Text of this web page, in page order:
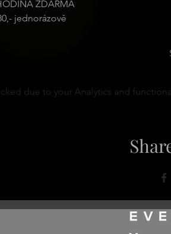
ZDARMA
jednorázově
due to your Analytics and